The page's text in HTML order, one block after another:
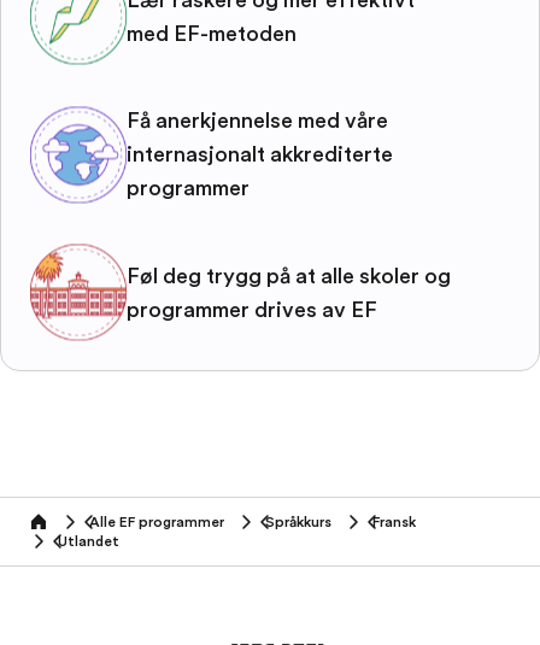
med EF-metoden
Få anerkjennelse med våre
internasjonalt akkrediterte
programmer
Føl deg trygg på at alle skoler og
programmer drives av EF
home Alle EF programmer Språkkurs
Fransk
Utlandet